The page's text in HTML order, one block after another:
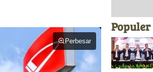
Perbesar
Populer